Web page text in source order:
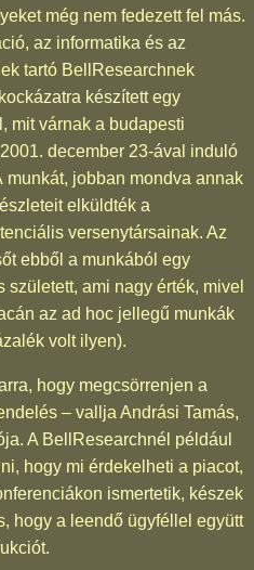
még nem fedezett fel más.
az informatika és az
tartó BellResearchnek
készített egy
mit várnak a budapesti
december 23-ával induló
jobban mondva annak
elküldték a
versenytársainak. Az
ebből a munkából egy
ami nagy érték, mivel
az ad hoc jellegű munkák
volt ilyen).
hogy megcsörrenjen a
– vallja Andrási Tamás,
A BellResearchnél például
hogy mi érdekelheti a piacot,
ismertetik, készek
hogy a leendő ügyféllel együtt